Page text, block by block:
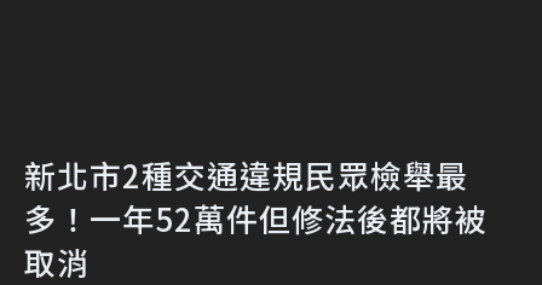
新北市2種交通違規民眾檢舉最
多！一年52萬件但修法後都將被
取消